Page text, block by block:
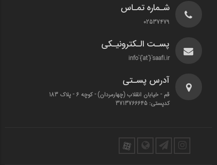
شـماره تمـاس
02537479
پسـت الـکترونیـکی
info`{`at`}`saafi.ir
آدرس پسـتی
قم - خیابان انقلاب (چهارمردان)‌ - کوچه 6 - پلاک 183
کدپستی: 3713766645